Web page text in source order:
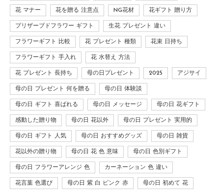
花 マナー 花を贈る 注意点 NG花材 花ギフト 贈り方
プリザーブドフラワー ギフト 生花 プレゼント 違い
フラワーギフト 比較 花 プレゼント 種類 花束 日持ち
フラワーギフト 手入れ 花 水替え 方法
花 プレゼント 長持ち 母の日プレゼント 2025 アジサイ
母の日 プレゼント 何を贈る 母の日 体験談
母の日 ギフト 喜ばれる 母の日 メッセージ 母の日 花ギフト
感動した贈り物 母の日 花以外 母の日 プレゼント 実用的
母の日 ギフト 人気 母の日 おすすめグッズ 母の日 雑貨
花以外の贈り物 母の日 花 色 意味 母の日 色別ギフト
母の日 フラワーアレンジ 色 カーネーション 色 違い
花言葉 色選び 母の日 紫 白 ピンク 赤 母の日 初めて 花